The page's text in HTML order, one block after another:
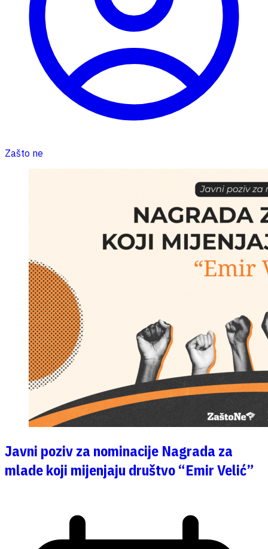
Zašto ne
Javni poziv za nominacije Nagrada za
mlade koji mijenjaju društvo “Emir Velić”